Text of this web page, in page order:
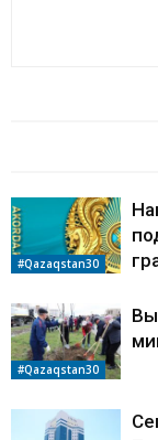
#Qazaqstan30
#Qazaqstan30